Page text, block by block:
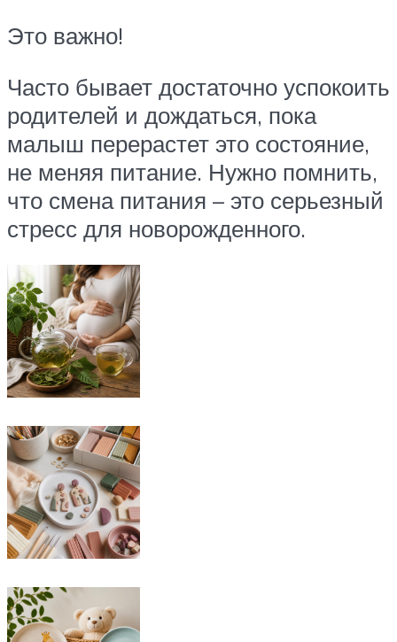
Это важно!
Часто бывает достаточно успокоить
родителей и дождаться, пока
малыш перерастет это состояние,
не меняя питание. Нужно помнить,
что смена питания – это серьезный
стресс для новорожденного.